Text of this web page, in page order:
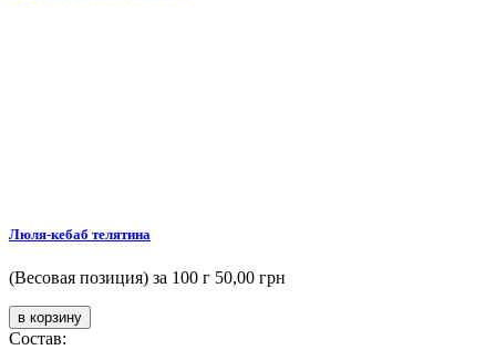
Люля-кебаб телятина
(Весовая позиция) за 100 г 50,00 грн
Состав: